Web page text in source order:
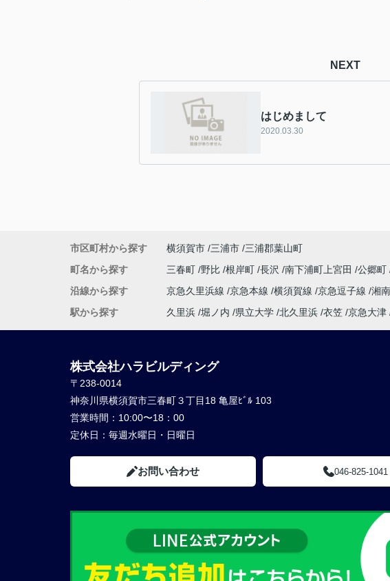
NEXT
はじめまして
2020.03.30
市区町村から探す 横須賀市 三浦市 三浦郡葉山町
町名から探す
三春町 野比 根岸町 長沢 南下浦町上宮田 公郷町
沿線から探す
京急久里浜線 京急本線 横須賀線 京急逗子線 湘
駅から探す
久里浜 堀ノ内 県立大学 北久里浜 衣笠 京急大津
株式会社ハラビルディング
〒238-0014
神奈川県横須賀市三春町３丁目18 亀屋ﾋﾞﾙ 103
営業時間： 10:00〜18：00
定休日： 毎週水曜日・日曜日
お問い合わせ 046-825-1041